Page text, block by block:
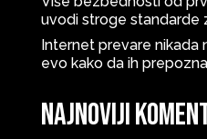
uvodi stroge standarde
Internet prevare nikada
evo kako da ih
Najnoviji